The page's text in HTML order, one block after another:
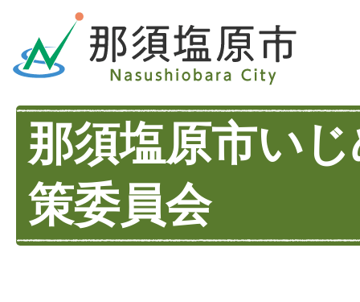
那須塩原市い
策委員会